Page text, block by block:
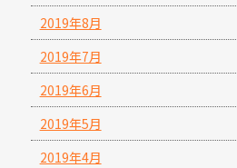
2019年8月
2019年7月
2019年6月
2019年5月
2019年4月